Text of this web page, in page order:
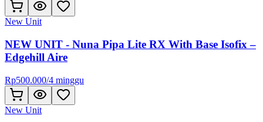
New Unit
NEW UNIT - Nuna Pipa Lite RX With Base Isofix –
Edgehill Aire
Rp500.000/4 minggu
New Unit